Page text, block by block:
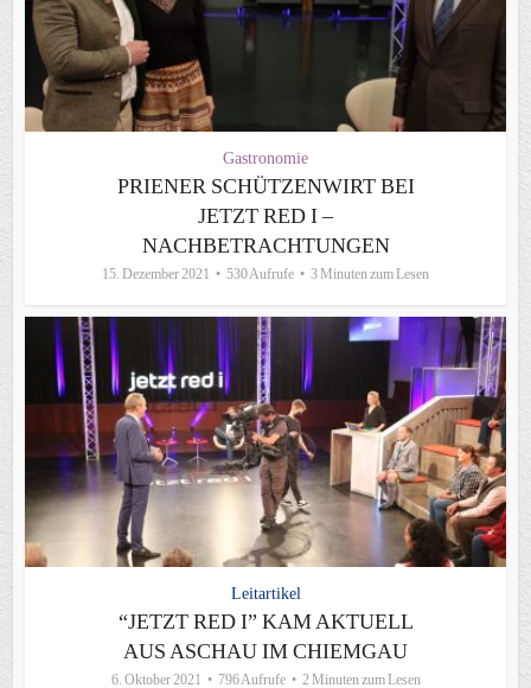
Gastronomie
PRIENER SCHÜTZENWIRT BEI
JETZT RED I –
NACHBETRACHTUNGEN
15. Dezember 2021 530 Aufrufe 3 Minuten zum Lesen
Leitartikel
“JETZT RED I” KAM AKTUELL
AUS ASCHAU IM CHIEMGAU
6. Oktober 2021 796 Aufrufe 2 Minuten zum Lesen